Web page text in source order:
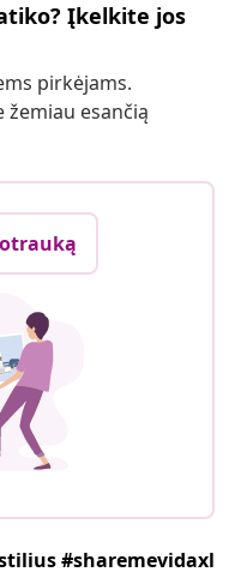
Įkelkite jos
pirkėjams.
esančią
#sharemevidaxl